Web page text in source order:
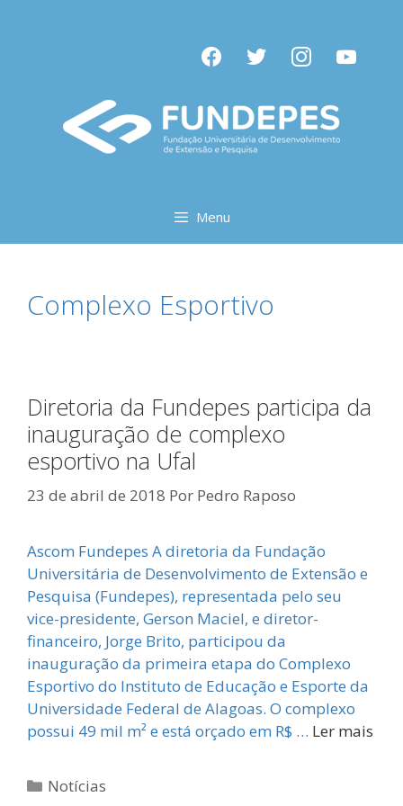
facebooktwitter instagramyoutube
Menu
Complexo Esportivo
Diretoria da Fundepes participa da
inauguração de complexo
esportivo na Ufal
23 de abril de 2018 Por Pedro Raposo
Ascom Fundepes A diretoria da Fundação
Universitária de Desenvolvimento de Extensão e
Pesquisa (Fundepes), representada pelo seu
vice-presidente, Gerson Maciel, e diretor-
financeiro, Jorge Brito, participou da
inauguração da primeira etapa do Complexo
Esportivo do Instituto de Educação e Esporte da
Universidade Federal de Alagoas. O complexo
possui 49 mil m² e está orçado em R$ … Ler mais
Categorias
Notícias